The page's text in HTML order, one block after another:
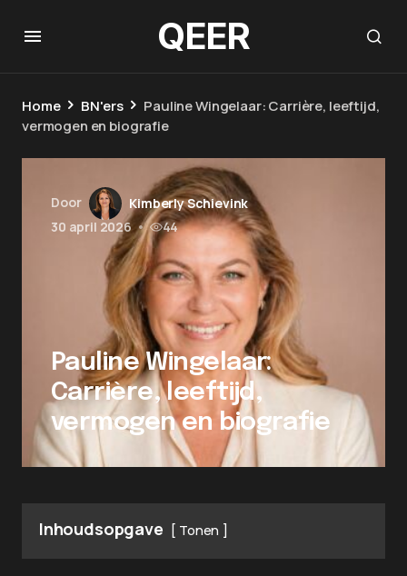
QEER
Home BN'ers
Pauline Wingelaar: Carrière, leeftijd,
vermogen en biografie
Door
Kimberly Schievink
30 april 2026 • 44
Pauline Wingelaar:
Carrière, leeftijd,
vermogen en biografie
Inhoudsopgave Tonen